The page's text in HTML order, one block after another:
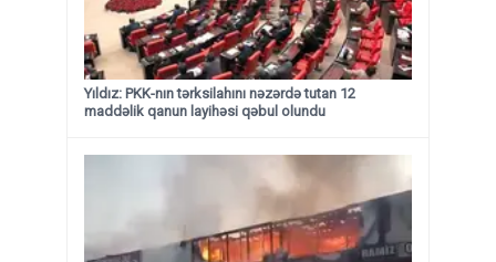
Yıldız: PKK-nın tərksilahını nəzərdə tutan 12
maddəlik qanun layihəsi qəbul olundu ​​​​​​​